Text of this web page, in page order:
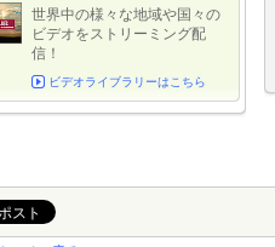
世界中の様々な地域や国々の
ビデオをストリーミング配
信！
ビデオライブラリーはこちら